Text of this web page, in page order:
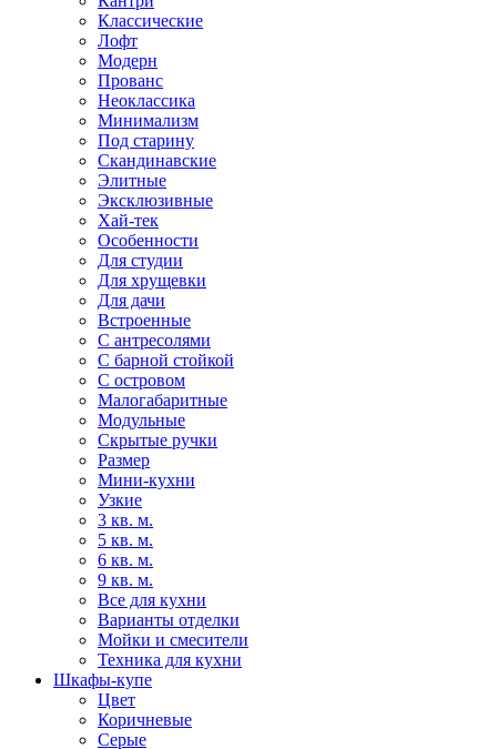
Классические
Лофт
Модерн
Прованс
Неоклассика
Минимализм
Под старину
Скандинавские
Элитные
Эксклюзивные
Хай-тек
Особенности
Для студии
Для хрущевки
Для дачи
Встроенные
С антресолями
С барной стойкой
С островом
Малогабаритные
Модульные
Скрытые ручки
Размер
Мини-кухни
Узкие
3 кв. м.
5 кв. м.
6 кв. м.
9 кв. м.
Все для кухни
Варианты отделки
Мойки и смесители
Техника для кухни
Шкафы-купе
Цвет
Коричневые
Серые